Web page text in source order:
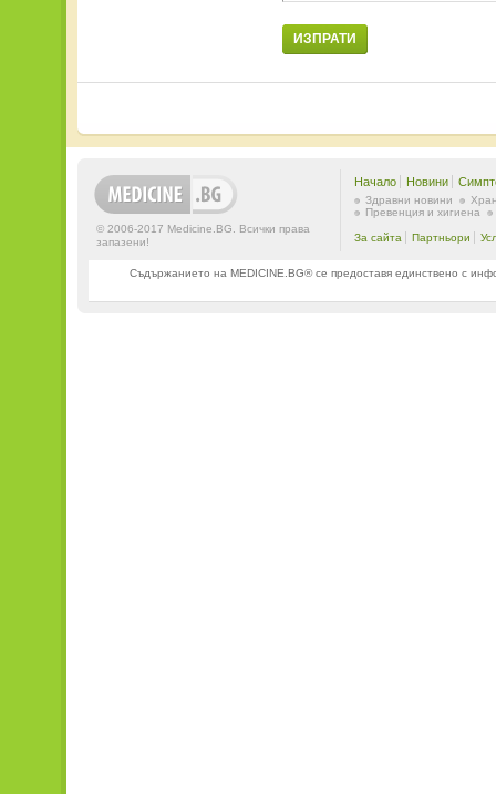
ИЗПРАТИ
© 2006-2017 Medicine.BG. Всички права
запазени!
Начало Новини
Здравни новини
Превенция и хигиена
За сайта Партньори
Съдържанието на MEDICINE.BG® се предоставя единствено с